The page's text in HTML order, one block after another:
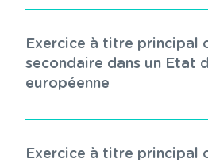
Exercice à titre principal
secondaire dans un Etat
européenne
Exercice à titre principal